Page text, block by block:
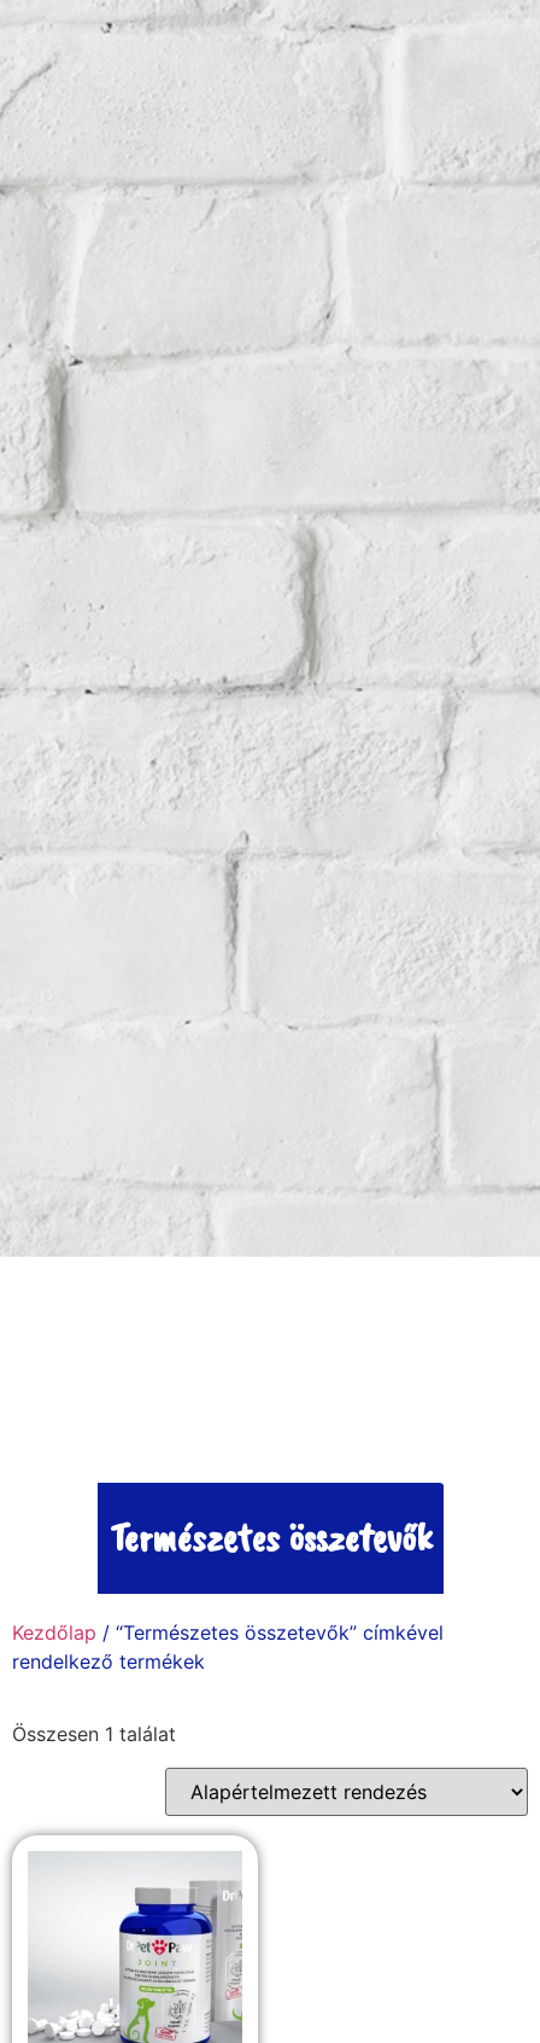
Természetes összetevők
Kezdőlap / “Természetes összetevők” címkével
rendelkező termékek
Összesen 1 találat